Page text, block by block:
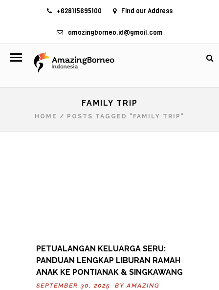
+628115695100 Find our Address
amazingborneo.id@gmail.com
FAMILY TRIP
HOME / POSTS TAGGED "FAMILY TRIP"
PETUALANGAN KELUARGA SERU:
PANDUAN LENGKAP LIBURAN RAMAH
ANAK KE PONTIANAK & SINGKAWANG
SEPTEMBER 30, 2025 BYAMAZING